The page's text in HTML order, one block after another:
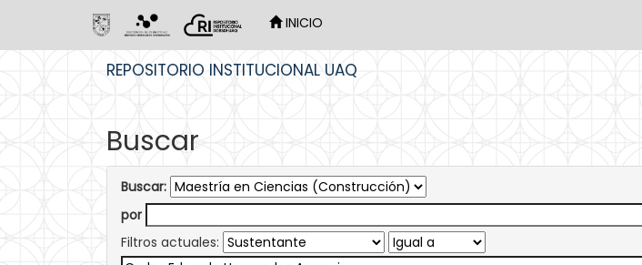
INICIO
REPOSITORIO INSTITUCIONAL UAQ
Buscar
Buscar:
por
Filtros actuales: